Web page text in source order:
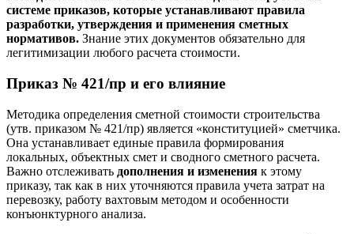
системе приказов, которые устанавливают правила
разработки, утверждения и применения сметных
нормативов. Знание этих документов обязательно для
легитимизации любого расчета стоимости.
Приказ № 421/пр и его влияние
Методика определения сметной стоимости строительства
(утв. приказом № 421/пр) является «конституцией» сметчика.
Она устанавливает единые правила формирования
локальных, объектных смет и сводного сметного расчета.
Важно отслеживать дополнения и изменения к этому
приказу, так как в них уточняются правила учета затрат на
перевозку, работу вахтовым методом и особенности
конъюнктурного анализа.